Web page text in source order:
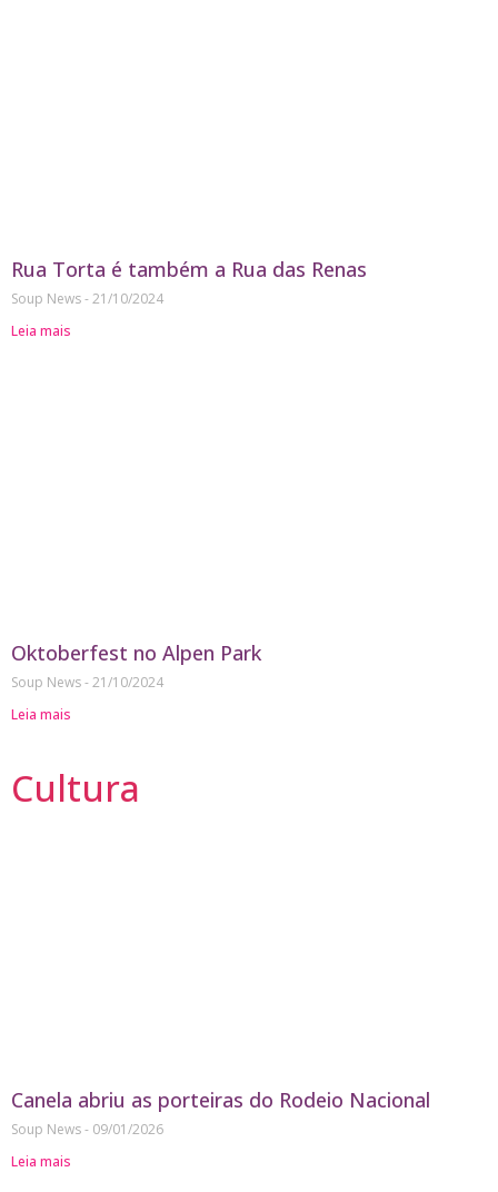
Rua Torta é também a Rua das Renas
Soup News 21/10/2024
Leia mais
Oktoberfest no Alpen Park
Soup News 21/10/2024
Leia mais
Cultura
Canela abriu as porteiras do Rodeio Nacional
Soup News
09/01/2026
Leia mais